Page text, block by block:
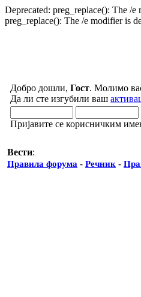
Deprecated: preg_replace(): The /
preg_replace(): The /e modifier is
Добро дошли, Гост. Молимо
Да ли сте изгубили ваш
Пријавите се корисничким
Вести:
Правила форума - Речник -